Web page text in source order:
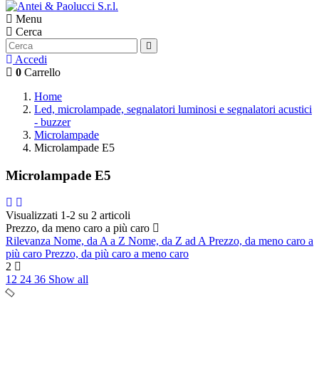
Menu
Cerca
Accedi
0 Carrello
Home
Led, microlampade, segnalatori luminosi e segnalatori acustici
- buzzer
Microlampade
Microlampade E5
Microlampade E5
Visualizzati 1-2 su 2 articoli
Prezzo, da meno caro a più caro
Rilevanza Nome, da A a Z Nome, da Z ad APrezzo, da meno caro a
più caro Prezzo, da più caro a meno caro
2
12 24 36 Show all